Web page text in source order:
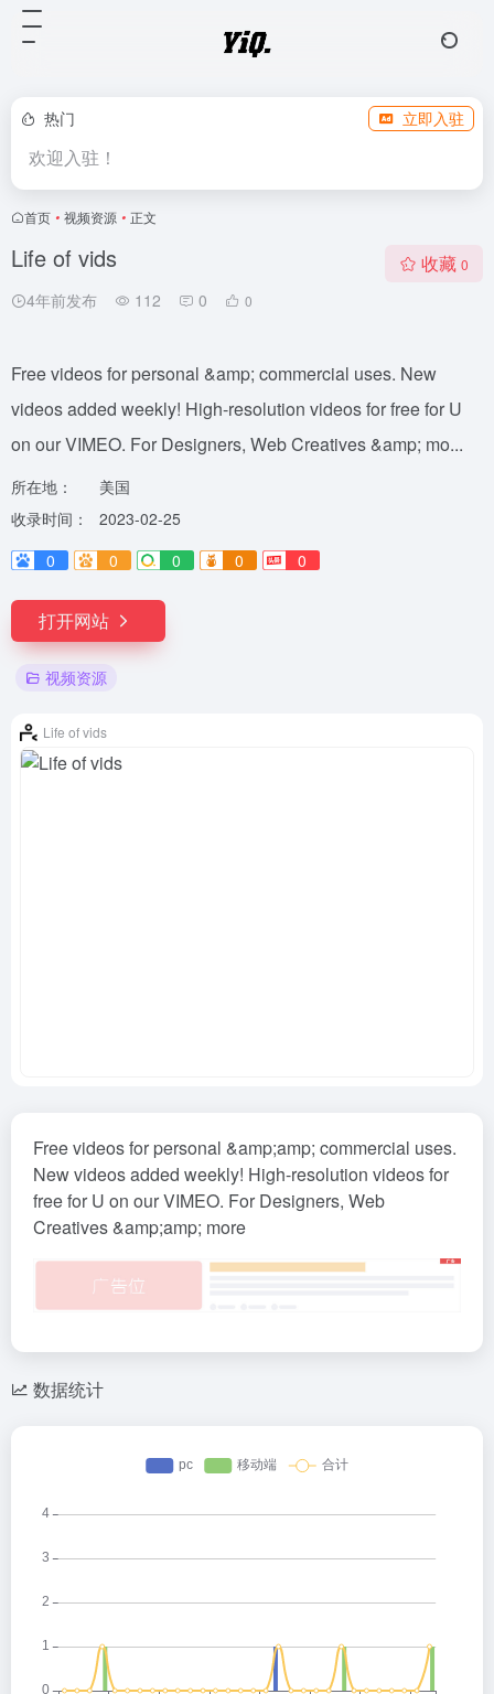
热门 立即入驻
欢迎入驻！
首页 • 视频资源 • 正文
Life of vids
4年前发布 112 0 0
收藏 0
Free videos for personal &amp; commercial uses. New
videos added weekly! High-resolution videos for free for U
on our VIMEO. For Designers, Web Creatives &amp; mo...
所在地：
美国
收录时间：
2023-02-25
0
0 0 0 0
打开网站
视频资源
Life of vids
Free videos for personal &amp;amp; commercial uses.
New videos added weekly! High-resolution videos for
free for U on our VIMEO. For Designers, Web
Creatives &amp;amp; more
数据统计